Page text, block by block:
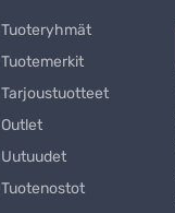
Tuoteryhmät
Tuotemerkit
Tarjoustuotteet
Outlet
Uutuudet
Tuotenostot